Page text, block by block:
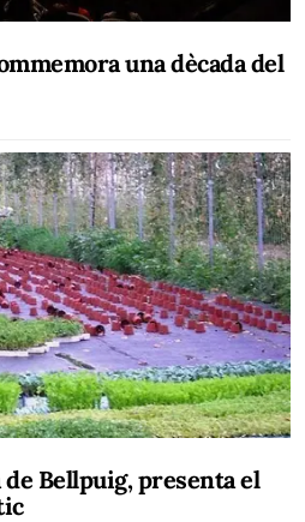
una dècada del
de Bellpuig, presenta el